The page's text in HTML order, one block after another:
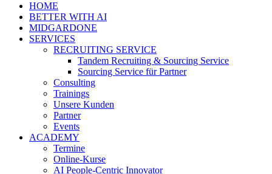
HOME
BETTER WITH AI
MIDGARDONE
SERVICES
RECRUITING SERVICE
Tandem Recruiting & Sourcing Service
Sourcing Service für Partner
Consulting
Trainings
Unsere Kunden
Partner
Events
ACADEMY
Termine
Online-Kurse
AI People-Centric Innovator